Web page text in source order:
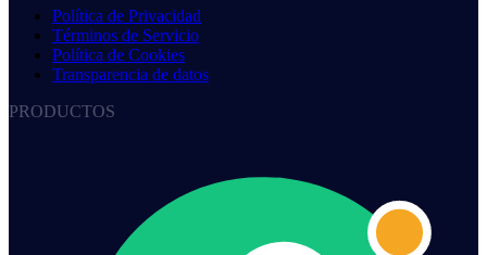
Política de Privacidad
Términos de Servicio
Política de Cookies
Transparencia de datos
PRODUCTOS